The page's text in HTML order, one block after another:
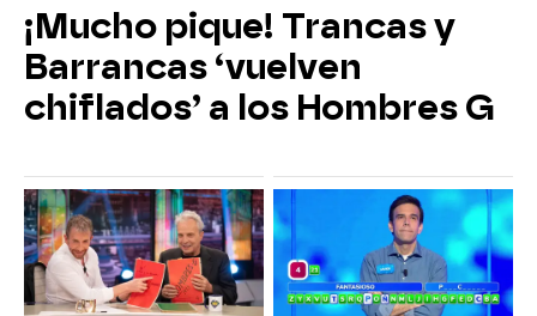
¡Mucho pique! Trancas y
Barrancas ‘vuelven
chiflados’ a los Hombres G